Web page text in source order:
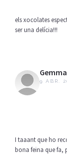
els xocolates
ser una delícia!!!
Gemma
9 ABR.
I taaant que ho
bona feina que fa,